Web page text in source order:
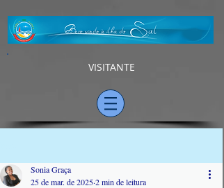
VISITANTE
Sonia Graça
25 de mar. de 20252 min de leitura